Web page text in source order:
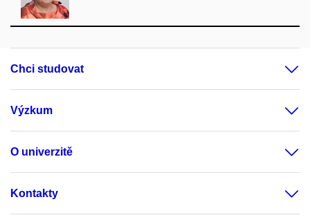
Chci studovat
Výzkum
O univerzitě
Kontakty